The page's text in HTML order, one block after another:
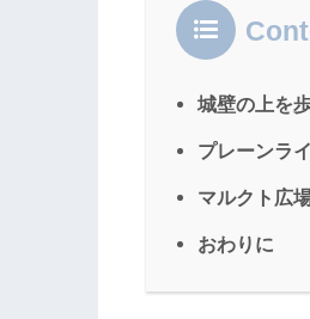
城壁の上を
プレーンラ
マルクト広
おわりに